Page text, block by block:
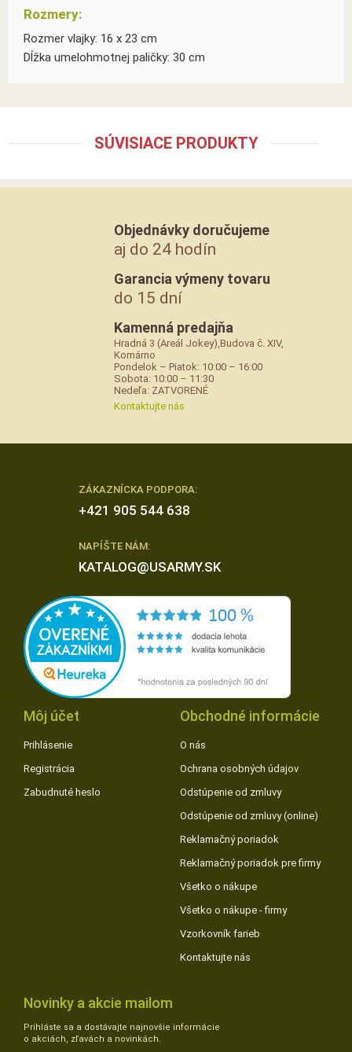
Rozmery:
Rozmer vlajky: 16 x 23 cm
Dĺžka umelohmotnej paličky: 30 cm
SÚVISIACE PRODUKTY
Objednávky doručujeme
aj do 24 hodín
Garancia výmeny tovaru
do 15 dní
Kamenná predajňa
Hradná 3 (Areál Jokey),Budova č. XIV,
Komárno
Pondelok – Piatok: 10:00 – 16:00
Sobota: 10:00 – 11:30
Nedeľa: ZATVORENÉ
Kontaktujte nás
ZÁKAZNÍCKA PODPORA:
+421 905 544 638
NAPÍŠTE NÁM:
KATALOG@USARMY.SK
Môj účet
Prihlásenie
Registrácia
Zabudnuté heslo
Obchodné informácie
O nás
Ochrana osobných údajov
Odstúpenie od zmluvy
Odstúpenie od zmluvy (online)
Reklamačný poriadok
Reklamačný poriadok pre firmy
Všetko o nákupe
Všetko o nákupe - firmy
Vzorkovník farieb
Kontaktujte nás
Novinky a akcie mailom
Prihláste sa a dostávajte najnovšie informácie
o akciách, zľavách a novinkách.